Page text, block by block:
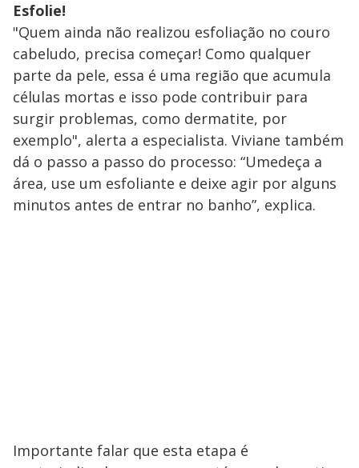
Esfolie!
"Quem ainda não realizou esfoliação no couro
cabeludo, precisa começar! Como qualquer
parte da pele, essa é uma região que acumula
células mortas e isso pode contribuir para
surgir problemas, como dermatite, por
exemplo", alerta a especialista. Viviane também
dá o passo a passo do processo: “Umedeça a
área, use um esfoliante e deixe agir por alguns
minutos antes de entrar no banho”, explica.
Importante falar que esta etapa é